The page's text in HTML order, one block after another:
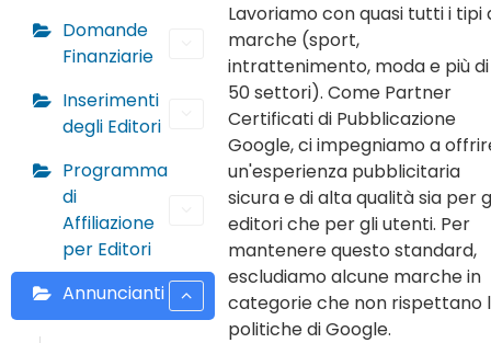
Domande
Finanziarie
Inserimenti
degli Editori
Programma
di
Affiliazione
per Editori
Annuncianti
Lavoriamo con quasi tutti i tipi
marche (sport,
intrattenimento, moda e più di
50 settori). Come Partner
Certificati di Pubblicazione
Google, ci impegniamo a
un'esperienza pubblicitaria
sicura e di alta qualità sia per
editori che per gli utenti. Per
mantenere questo standard,
escludiamo alcune marche in
categorie che non rispettano
politiche di Google.